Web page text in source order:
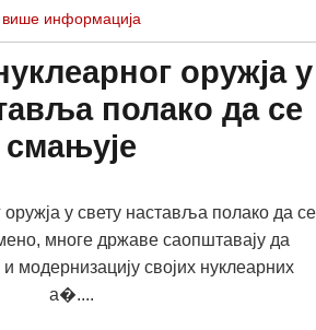
више информација
оружја у
полако да се
смањује
у свету наставља полако да се
многе државе саопштавају да
модернизацију својих нуклеарних
а�....